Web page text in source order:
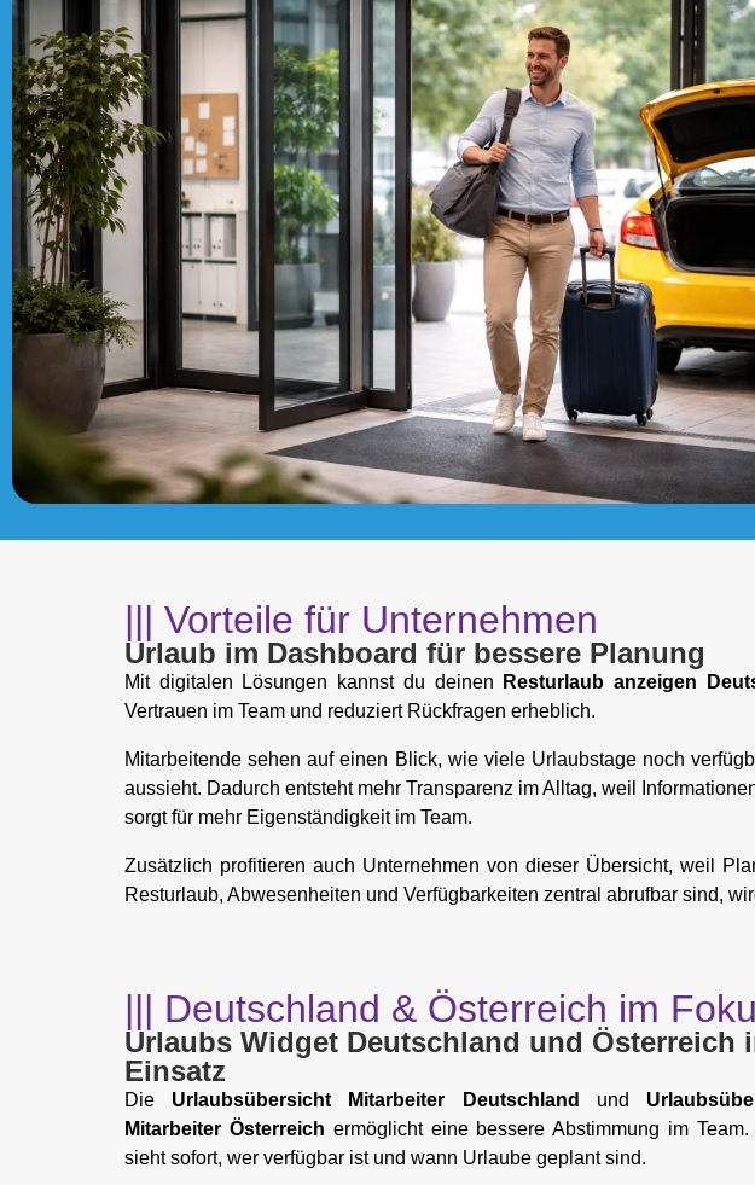
||| Vorteile für Unternehmen
Urlaub im Dashboard für bessere Planung
Mit digitalen Lösungen kannst du deinen Resturlaub anzeigen
Vertrauen im Team und reduziert Rückfragen erheblich.
Mitarbeitende sehen auf einen Blick, wie viele Urlaubstage noch
aussieht. Dadurch entsteht mehr Transparenz im Alltag, weil
sorgt für mehr Eigenständigkeit im Team.
Zusätzlich profitieren auch Unternehmen von dieser Übersicht, weil
Resturlaub, Abwesenheiten und Verfügbarkeiten zentral abrufbar sind,
||| Deutschland & Österreich im
Urlaubs Widget Deutschland und Österreich
Einsatz
Die Urlaubsübersicht Mitarbeiter Deutschland und
Mitarbeiter Österreich ermöglicht eine bessere Abstimmung im Team.
sieht sofort, wer verfügbar ist und wann Urlaube geplant sind.